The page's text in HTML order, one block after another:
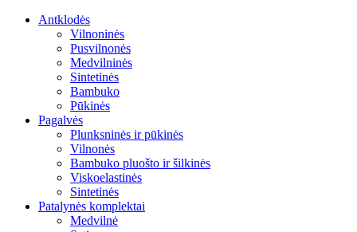
Antklodės
Vilnoninės
Pusvilnonės
Medvilninės
Sintetinės
Bambuko
Pūkinės
Pagalvės
Plunksninės ir pūkinės
Vilnonės
Bambuko pluošto ir šilkinės
Viskoelastinės
Sintetinės
Patalynės komplektai
Medvilnė